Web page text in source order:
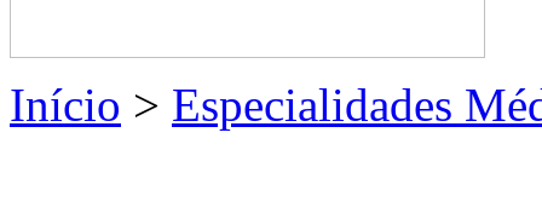
Início > Especialidades